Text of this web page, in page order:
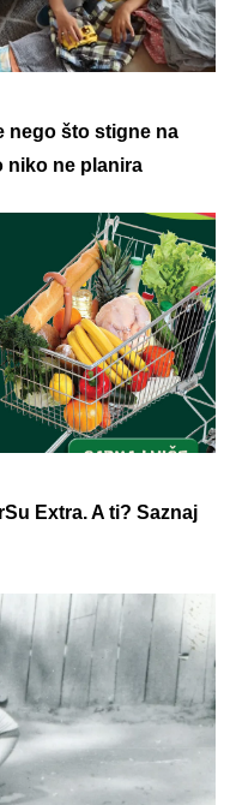
nego što stigne na
niko ne planira
Extra. A ti? Saznaj